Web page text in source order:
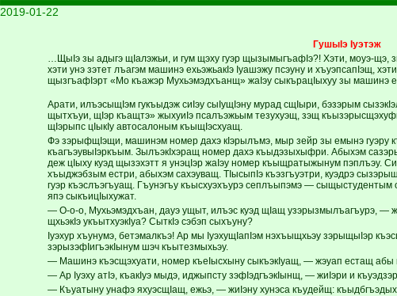
2019-01-22
ГушыIэ Iуэтэж
…ЩыIэ зы адыгэ щIалэжьи, и гум щэху гуэр щызымыгъафIэ?! Хэти, моуэ-щэ,
хэти унэ зэтет лъагэм машинэ ехьэжьакIэ Iуашэжу псэуну и хъуэпсапIэщ,
щызгъафIэрт «Мо къажэр Мухьэмэдхъанщ» жаIэу сыкърацIыхуу зы машинэ
Арати, илъэсыщIэм гукъыдэж сиIэу сыIущIэну мурад сщIыри, бэзэрым
щытхъуи, щIэр къащтэ» жыхуиIэ псалъэжьым тезухуэщ, зэщ
щIэрыпс цIыкIу автосалоным къыщIэсхуащ.
Фэ зэрыфщIэщи, машинэм номер дахэ кIэрылъмэ, мыр зейр зы емынэ
къагъэувыIэркъым. ЗылъэкIхэращ номер дахэ къыдэзыхыфри. Абыхэм
деж цIыху куэд щызэхэтт я унэцIэр жаIэу номер къыщратыжынум пэплъэу.
хъыджэбзым естри, абыхэм сахэуващ. ТIысыпIэ къэзгъуэтри, куэдрэ
гуэр къэслъэгъуащ. Гъунэгъу къысхуэхъурэ сеплъыпэмэ —
япэ сыкъицIыхужат.
— О-о-о, Мухьэмэдхъан, дауэ ущыт, илъэс куэд щIащ узэрызмылъагъурэ, —
щхьэкIэ укъытхуэкIуа? СыткIэ сэбэп сыхъуну?
Iуэхур хъунумэ, бетэмалкъэ! Ар мы IуэхущIапIэм нэхъыщхьэу зэрыщыIэр
зэрызэфIигъэкIынум шэч къытезмыхьэу.
— Машинэ къэсщэхуати, номер къеIысхыну сыкъэкIуащ, — жэуап естащ абы
— Ар Iуэху атIэ, къакIуэ мыдэ, иджыпсту зэфIэдгъэкIынщ, — жиIэри и
— Къуатыну унафэ яхуэсщIащ, ежьэ, — жиIэну хунэса къудейщ: